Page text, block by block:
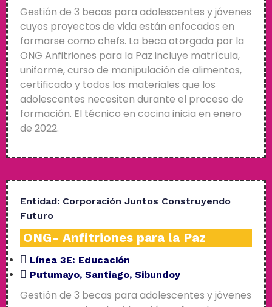
Gestión de 3 becas para adolescentes y jóvenes
cuyos proyectos de vida están enfocados en
formarse como chefs. La beca otorgada por la
ONG Anfitriones para la Paz incluye matrícula,
uniforme, curso de manipulación de alimentos,
certificado y todos los materiales que los
adolescentes necesiten durante el proceso de
formación. El técnico en cocina inicia en enero
de 2022.
Entidad: Corporación Juntos Construyendo
Futuro
ONG- Anfitriones para la Paz
Línea 3E: Educación
Putumayo, Santiago, Sibundoy
Gestión de 3 becas para adolescentes y jóvenes